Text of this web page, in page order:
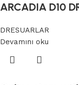
ARCADIA D10
DRESUARLAR
Devamını oku